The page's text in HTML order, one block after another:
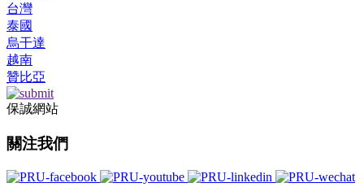
台灣
泰國
烏干達
越南
贊比亞
保誠網站
關注我們